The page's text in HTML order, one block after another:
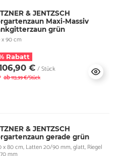
& JENTZSCH
Maxi-Massiv
grün
x 90 cm
Rabatt
€ / Stück
ab113,99 €/Stück
& JENTZSCH
gerade grün
x 80 cm, Latten 20/90 mm, glatt, Riegel